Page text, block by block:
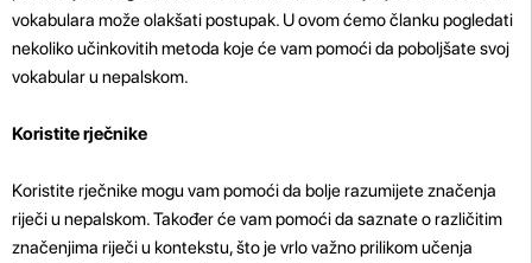
vokabulara može olakšati postupak. U ovom ćemo članku pogledati
nekoliko učinkovitih metoda koje će vam pomoći da poboljšate svoj
vokabular u nepalskom.
Koristite rječnike
Koristite rječnike mogu vam pomoći da bolje razumijete značenja
riječi u nepalskom. Također će vam pomoći da saznate o različitim
značenjima riječi u kontekstu, što je vrlo važno prilikom učenja